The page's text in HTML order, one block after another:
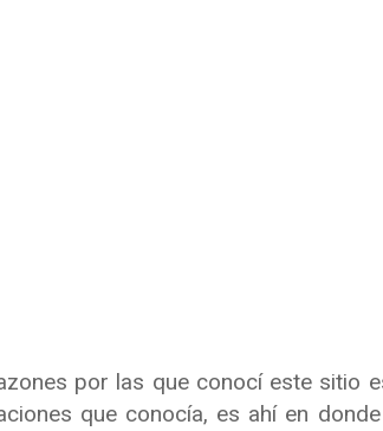
por las que conocí este sitio
que conocía, es ahí en